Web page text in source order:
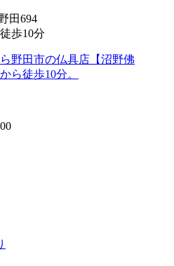
田694
歩10分